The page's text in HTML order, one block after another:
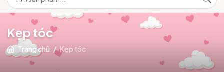
Kẹp tóc
Trang chủ / Kẹp tóc